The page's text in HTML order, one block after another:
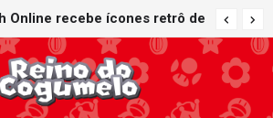
Online recebe ícones retrô de
e Mario Kart: Super Circuit